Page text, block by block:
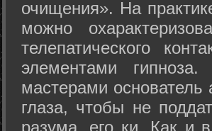
очищения». На
можно
телепатического
элементами
мастерами основатель
глаза, чтобы не
разума, его ки. Как и